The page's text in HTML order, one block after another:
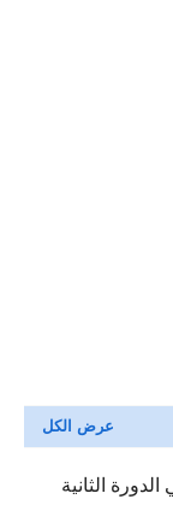
الثانية